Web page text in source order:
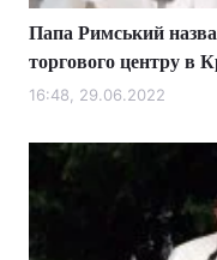
Папа Римський
торгового центру в
16:48, 29.06.2022